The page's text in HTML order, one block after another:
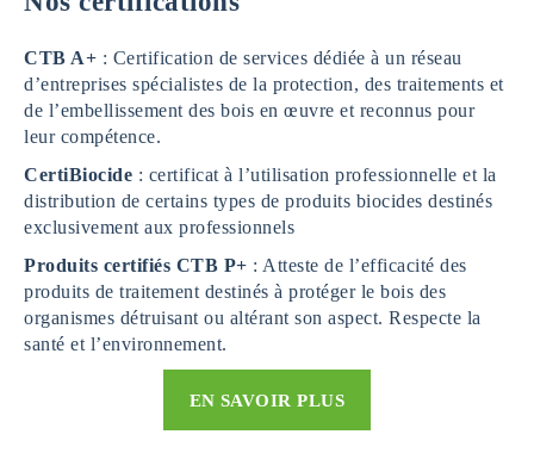
CTB A+ : Certification de services dédiée à un réseau
d’entreprises spécialistes de la protection, des traitements et
de l’embellissement des bois en œuvre et reconnus pour
leur compétence.
CertiBiocide : certificat à l’utilisation professionnelle et la
distribution de certains types de produits biocides destinés
exclusivement aux professionnels
Produits certifiés CTB P+ : Atteste de l’efficacité des
produits de traitement destinés à protéger le bois des
organismes détruisant ou altérant son aspect. Respecte la
santé et l’environnement.
EN SAVOIR PLUS